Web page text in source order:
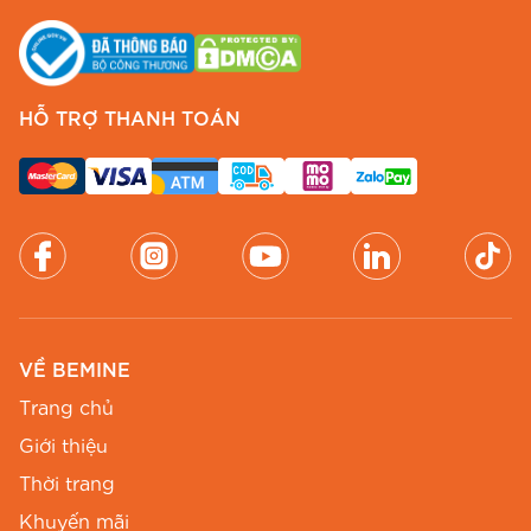
Thông
Mã sản
phẩm
D2
Chất liệu Da PU mềm cao cấp
100 Cm
ngang
Màu sắc
HỖ TRỢ THANH TOÁN
VỀ BEMINE
Trang chủ
Giới thiệu
Thời trang
Khuyến mãi